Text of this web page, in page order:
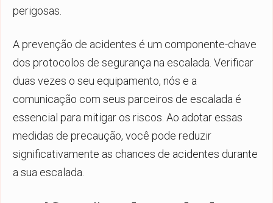
perigosas.
A prevenção de acidentes é um componente-chave
dos protocolos de segurança na escalada. Verificar
duas vezes o seu equipamento, nós e a
comunicação com seus parceiros de escalada é
essencial para mitigar os riscos. Ao adotar essas
medidas de precaução, você pode reduzir
significativamente as chances de acidentes durante
a sua escalada.